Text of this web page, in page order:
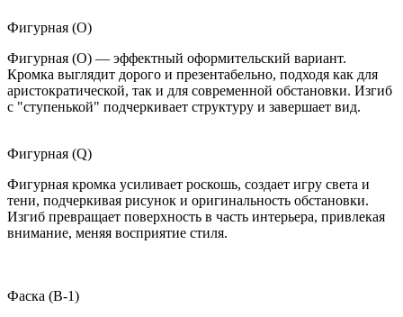
Фигурная (O)
Фигурная (O) — эффектный оформительский вариант.
Кромка выглядит дорого и презентабельно, подходя как для
аристократической, так и для современной обстановки. Изгиб
с "ступенькой" подчеркивает структуру и завершает вид.
Фигурная (Q)
Фигурная кромка усиливает роскошь, создает игру света и
тени, подчеркивая рисунок и оригинальность обстановки.
Изгиб превращает поверхность в часть интерьера, привлекая
внимание, меняя восприятие стиля.
Фаска (B-1)